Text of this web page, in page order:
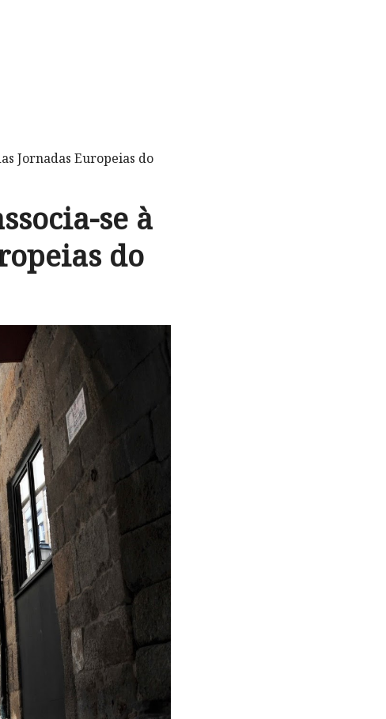
Jornadas Europeias do
se à
do